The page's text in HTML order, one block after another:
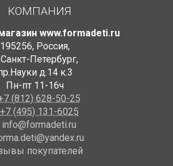
КОМПАНИЯ
www.formadeti.ru
195256, Россия,
Санкт-Петербург,
д.14 к.3
Пн-пт 11-16ч
(812) 628-50-25
+7 (495) 131-6025
info@formadeti.ru
покупателей